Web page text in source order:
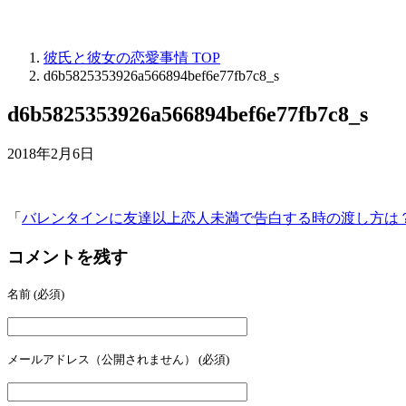
彼氏と彼女の恋愛事情 TOP
d6b5825353926a566894bef6e77fb7c8_s
d6b5825353926a566894bef6e77fb7c8_s
2018年2月6日
「 バレンタインに友達以上恋人未満で告白する時の渡し方は
コメントを残す
名前 (必須)
メールアドレス（公開されません） (必須)